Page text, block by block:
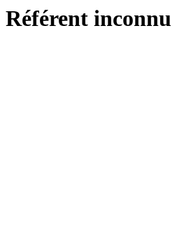
Référent inconnu